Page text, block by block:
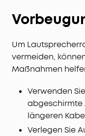
Um
vermeiden,
Maßnahmen
Verwenden
abgeschirmte
längeren
Verlegen Sie